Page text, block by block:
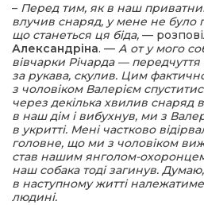
місія
– Перед тим, як в наш
влучив снаряд, у мене не було
що станеться ця біда, —
Александріна. — А от у мого
вівчарки Річарда —
за рукава, скулив. Цим
з чоловіком Валерієм
через декілька хвилив снаряд
в наш дім і вибухнув, ми з
в укритті. Мені частково
головне, що ми з чоловіком
став нашим янголом-
наш собака тоді загинув.
в наступному житті
людині.